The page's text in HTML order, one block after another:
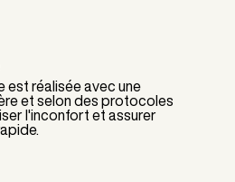
est réalisée avec une
et selon des protocoles
l'inconfort et assurer